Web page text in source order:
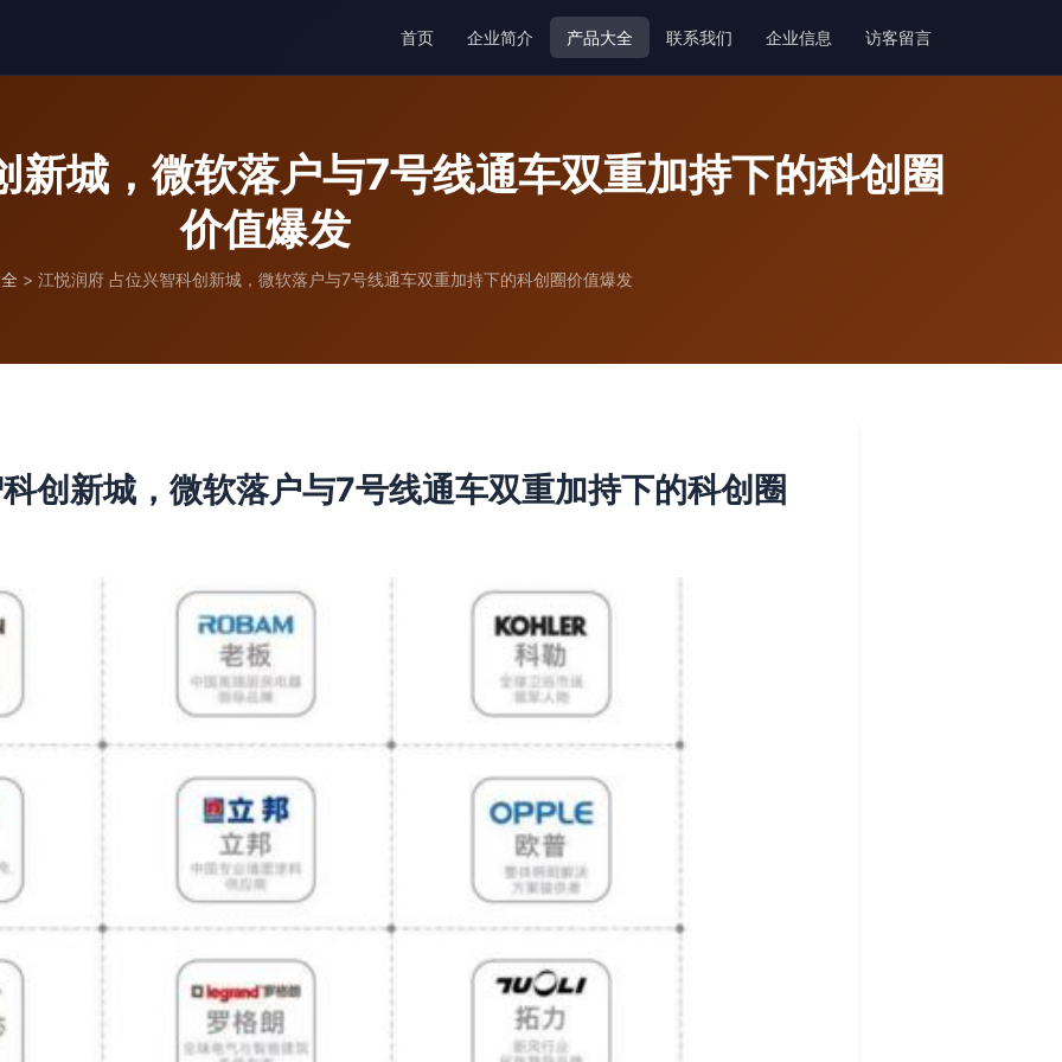
首页 企业简介 产品大全 联系我们 企业信息 访客留言
新城，微软落户与7号线通车双重加持下的科创圈
价值爆发
> 江悦润府 占位兴智科创新城，微软落户与7号线通车双重加持下的科创圈价值爆发
创新城，微软落户与7号线通车双重加持下的科创圈